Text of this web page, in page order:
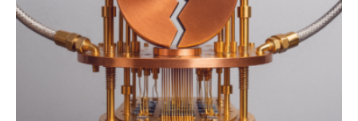
internationaler Partner der entscheidende Durchbruch:
Der lange diskutierte Thorium-Kernübergang wurde
gefunden. Kurz darauf konnte man zeigen, dass sich
Thorium tatsächlich nutzen lässt, um hochpräzise…